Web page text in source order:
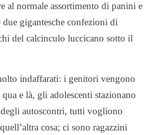
al normale assortimento di panini e
due gigantesche confezioni di
del calcinculo luccicano sotto il
indaffarati: i genitori vengono
e là, gli adolescenti stazionano
autoscontri, tutti vogliono
cosa; ci sono ragazzini